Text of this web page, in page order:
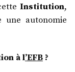
Institution,
une autonomie
à l’EFB ?